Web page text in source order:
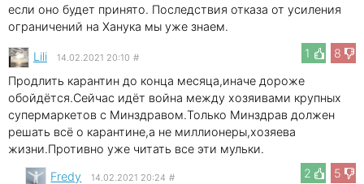
если оно будет принято. Последствия отказа от усиления
ограничений на Ханука мы уже знаем.
1
8
Lili 14.02.2021 20:10 #
Продлить карантин до конца месяца,иначе дороже
обойдётся.Сейчас идёт война между хозяивами крупных
супермаркетов с Минздравом.Только Минздрав должен
решать всё о карантине,а не миллионеры,хозяева
жизни.Противно уже читать все эти мульки.
2
5
Fredy 14.02.2021 20:24 #